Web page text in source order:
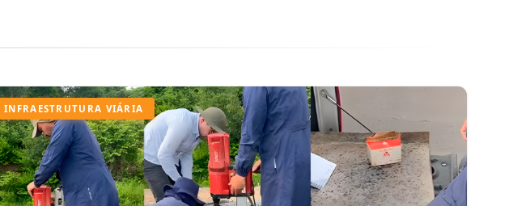
INFRAESTRUTURA VIÁRIA